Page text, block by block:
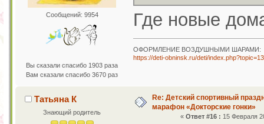
Сообщений: 9954
Вы сказали спасибо 1903 раза
Вам сказали спасибо 3670 раз
Где новые
ОФОРМЛЕНИЕ ВОЗДУШНЫМИ ШАРАМИ:
https://deti-obninsk.ru/deti/
Татьяна К
Знающий родитель
Re: Детский спортивный
марафон «Докторские гонки»
« Ответ #16 : 15 Февраля